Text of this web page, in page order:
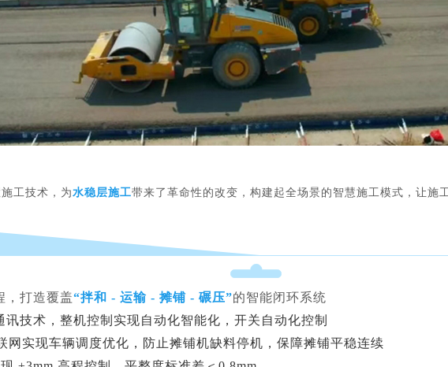
工技术，为水稳层施工带来了革命性的改变，构建起全场景的智慧施工模式，让施
，打造覆盖“拌和 - 运输 - 摊铺 - 碾压”的智能闭环系统
讯技术，整机控制实现自动化智能化，开关自动化控制
网实现车辆调度优化，防止摊铺机缺料停机，保障摊铺平稳连续